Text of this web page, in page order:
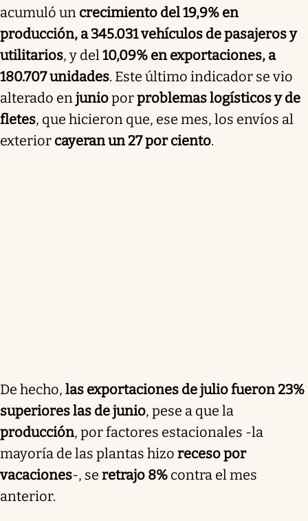
acumuló un crecimiento del 19,9% en
producción, a 345.031 vehículos de pasajeros y
utilitarios, y del10,09% en exportaciones, a
180.707 unidades. Este último indicador se vio
alterado enjunioporproblemas logísticos y de
fletes, que hicieron que, ese mes, los envíos al
exterior cayeran un 27 por ciento.
De hecho, las exportaciones de julio fueron 23%
superiores las de junio, pese a que la
producción, por factores estacionales -la
mayoría de las plantas hizo receso por
vacaciones-, se retrajo 8% contra el mes
anterior.